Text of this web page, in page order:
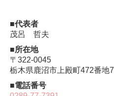
■代表者
茂呂 哲夫
■所在地
〒322-0045
栃木県鹿沼市上殿町472番地7
■電話番号